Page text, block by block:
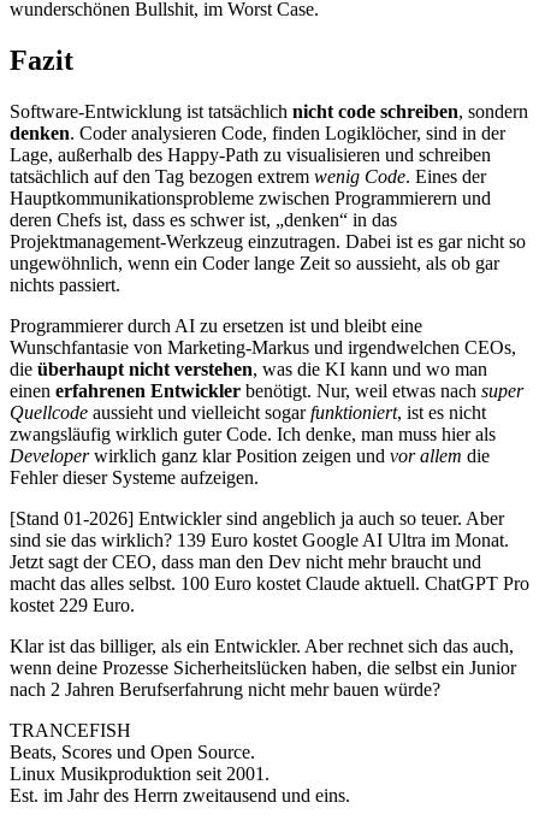
wunderschönen Bullshit, im Worst Case.
Fazit
Software-Entwicklung ist tatsächlich nicht code schreiben, sondern
denken. Coder analysieren Code, finden Logiklöcher, sind in der
Lage, außerhalb des Happy-Path zu visualisieren und schreiben
tatsächlich auf den Tag bezogen extrem wenig Code. Eines der
Hauptkommunikationsprobleme zwischen Programmierern und
deren Chefs ist, dass es schwer ist, „denken“ in das
Projektmanagement-Werkzeug einzutragen. Dabei ist es gar nicht so
ungewöhnlich, wenn ein Coder lange Zeit so aussieht, als ob gar
nichts passiert.
Programmierer durch AI zu ersetzen ist und bleibt eine
Wunschfantasie von Marketing-Markus und irgendwelchen CEOs,
die überhaupt nicht verstehen, was die KI kann und wo man
einen erfahrenen Entwickler benötigt. Nur, weil etwas nach super
Quellcode aussieht und vielleicht sogarfunktioniert, ist es nicht
zwangsläufig wirklich guter Code. Ich denke, man muss hier als
Developerwirklich ganz klar Position zeigen und vor allem die
Fehler dieser Systeme aufzeigen.
[Stand 01-2026] Entwickler sind angeblich ja auch so teuer. Aber
sind sie das wirklich? 139 Euro kostet Google AI Ultra im Monat.
Jetzt sagt der CEO, dass man den Dev nicht mehr braucht und
macht das alles selbst. 100 Euro kostet Claude aktuell. ChatGPT Pro
kostet 229 Euro.
Klar ist das billiger, als ein Entwickler. Aber rechnet sich das auch,
wenn deine Prozesse Sicherheitslücken haben, die selbst ein Junior
nach 2 Jahren Berufserfahrung nicht mehr bauen würde?
TRANCEFISH
Beats, Scores und Open Source.
Linux Musikproduktion seit 2001.
Est. im Jahr des Herrn zweitausend und eins.